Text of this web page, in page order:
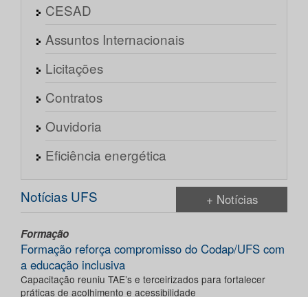
CESAD
Assuntos Internacionais
Licitações
Contratos
Ouvidoria
Eficiência energética
Notícias UFS + Notícias
Formação
Formação reforça compromisso do Codap/UFS com
a educação inclusiva
Capacitação reuniu TAE’s e terceirizados para fortalecer
práticas de acolhimento e acessibilidade